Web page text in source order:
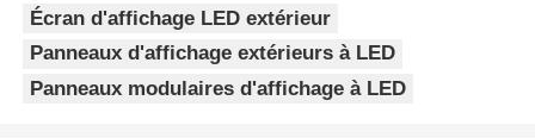
Écran d'affichage LED extérieur
Panneaux d'affichage extérieurs à LED
Panneaux modulaires d'affichage à LED